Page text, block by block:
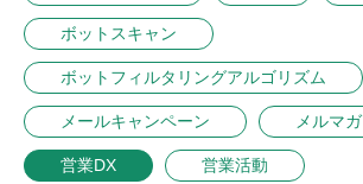
ボットスキャン
ボットフィルタリングアルゴリズム
メールキャンペーン メルマガ
営業DX 営業活動